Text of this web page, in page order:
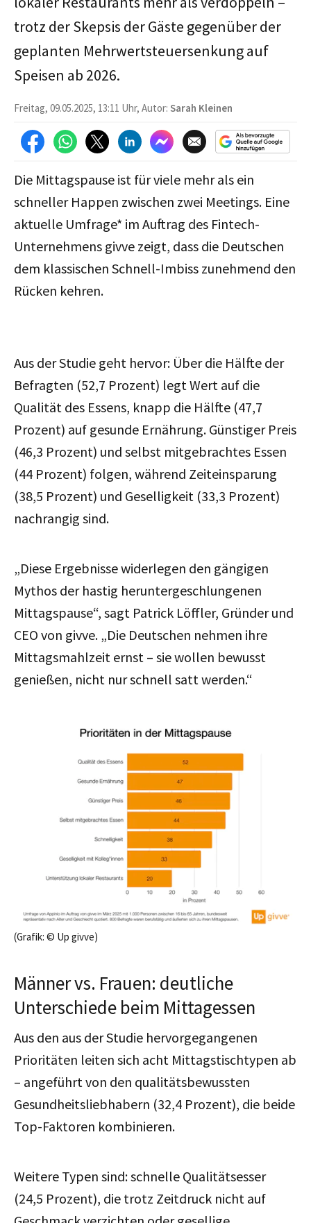
trotz der Skepsis der Gäste gegenüber der
geplanten Mehrwertsteuersenkung auf
Speisen ab 2026.
Freitag, 09.05.2025, 13:11 Uhr, Autor: Sarah Kleinen
Die Mittagspause ist für viele mehr als ein
schneller Happen zwischen zwei Meetings. Eine
aktuelle Umfrage* im Auftrag des Fintech-
Unternehmens givve zeigt, dass die Deutschen
dem klassischen Schnell-Imbiss zunehmend den
Rücken kehren.
Aus der Studie geht hervor: Über die Hälfte der
Befragten (52,7 Prozent) legt Wert auf die
Qualität des Essens, knapp die Hälfte (47,7
Prozent) auf gesunde Ernährung. Günstiger Preis
(46,3 Prozent) und selbst mitgebrachtes Essen
(44 Prozent) folgen, während Zeiteinsparung
(38,5 Prozent) und Geselligkeit (33,3 Prozent)
nachrangig sind.
„Diese Ergebnisse widerlegen den gängigen
Mythos der hastig heruntergeschlungenen
Mittagspause“, sagt Patrick Löffler, Gründer und
CEO von givve. „Die Deutschen nehmen ihre
Mittagsmahlzeit ernst – sie wollen bewusst
genießen, nicht nur schnell satt werden.“
(Grafik: © Up givve)
Männer vs. Frauen: deutliche
Unterschiede beim Mittagessen
Aus den aus der Studie hervorgegangenen
Prioritäten leiten sich acht Mittagstischtypen ab
– angeführt von den qualitätsbewussten
Gesundheitsliebhabern (32,4 Prozent), die beide
Top-Faktoren kombinieren.
Weitere Typen sind: schnelle Qualitätsesser
(24,5 Prozent), die trotz Zeitdruck nicht auf